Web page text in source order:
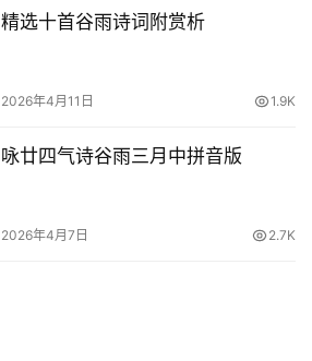
精选十首谷雨诗词附赏析
2026年4月11日 1.9K
咏廿四气诗谷雨三月中拼音版
2026年4月7日 2.7K